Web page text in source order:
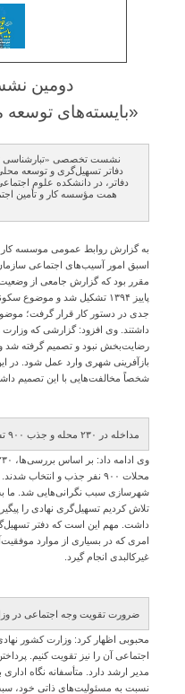
دومین
«بایسته‌های توسعه
نشست تخصصی «تبارشناسی
دفاتر تسهیل‌گری و توسعه
دفاتر، در دانشکده علوم
همت مؤسسه کار و تأمین
به گزارش روابط عمومی موسسه کار
مقرر بود که گزارش جامعی از
پاییز ۱۳۹۴ تشکیل شد و
جدی در دستور کار قرار گرفت؛
داشتند. وی افزود: گزارشی که وزارت
رضایت‌بخش نبود و تصمیم گرفته شد
بازآفرینی شهری وارد عمل شود.
شخصاً مخالفت‌هایی با این تصمیم
مداخله در ۲۳۰ محله و جذب ۹۰۰ تسهیل‌گر
محلات ۹۰۰ نفر جذب و انتخاب
شهرسازی سبب نگرانی‌هایی شد. ما
تلاش کردیم تسهیل‌گری نهادی را
داشت. مهم این است که دفتر
امری که در بسیاری از موارد
غیرکالبدی انجام گیرد.
ضرورت تقویت وجه اجتماعی در
محبوبی اظهار کرد: وزارت کشور
اجتماعی آن را نیز تقویت کنیم.
مدیر ارشد دارد. متأسفانه نگاه
نسبت به مسئولیت‌های ذاتی خود،